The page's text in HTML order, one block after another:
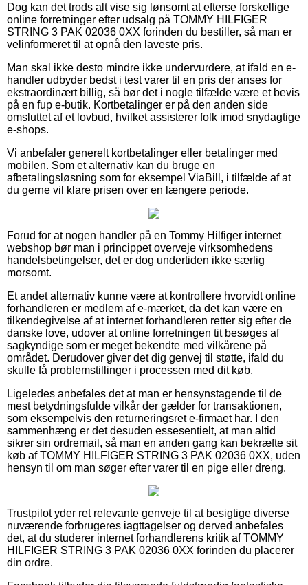
Dog kan det trods alt vise sig lønsomt at efterse forskellige
online forretninger efter udsalg på TOMMY HILFIGER
STRING 3 PAK 02036 0XX forinden du bestiller, så man er
velinformeret til at opnå den laveste pris.
Man skal ikke desto mindre ikke undervurdere, at ifald en e-
handler udbyder bedst i test varer til en pris der anses for
ekstraordinært billig, så bør det i nogle tilfælde være et bevis
på en fup e-butik. Kortbetalinger er på den anden side
omsluttet af et lovbud, hvilket assisterer folk imod snydagtige
e-shops.
Vi anbefaler generelt kortbetalinger eller betalinger med
mobilen. Som et alternativ kan du bruge en
afbetalingsløsning som for eksempel ViaBill, i tilfælde af at
du gerne vil klare prisen over en længere periode.
Forud for at nogen handler på en Tommy Hilfiger internet
webshop bør man i princippet overveje virksomhedens
handelsbetingelser, det er dog undertiden ikke særlig
morsomt.
Et andet alternativ kunne være at kontrollere hvorvidt online
forhandleren er medlem af e-mærket, da det kan være en
tilkendegivelse af at internet forhandleren retter sig efter de
danske love, udover at online forretningen tit besøges af
sagkyndige som er meget bekendte med vilkårene på
området. Derudover giver det dig genvej til støtte, ifald du
skulle få problemstillinger i processen med dit køb.
Ligeledes anbefales det at man er hensynstagende til de
mest betydningsfulde vilkår der gælder for transaktionen,
som eksempelvis den returneringsret e-firmaet har. I den
sammenhæng er det desuden essesentielt, at man altid
sikrer sin ordremail, så man en anden gang kan bekræfte sit
køb af TOMMY HILFIGER STRING 3 PAK 02036 0XX, uden
hensyn til om man søger efter varer til en pige eller dreng.
Trustpilot yder ret relevante genveje til at besigtige diverse
nuværende forbrugeres iagttagelser og derved anbefales
det, at du studerer internet forhandlerens kritik af TOMMY
HILFIGER STRING 3 PAK 02036 0XX forinden du placerer
din ordre.